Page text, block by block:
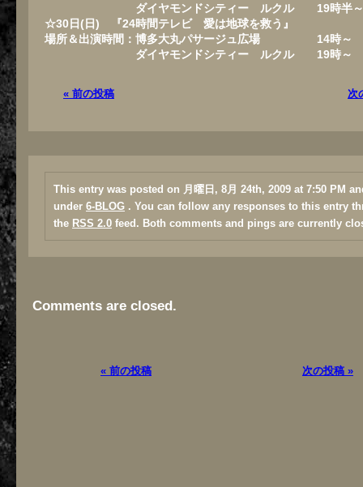
ダイヤモンドシティー ルクル19時半～
☆30日(日)
『24時間テレビ 愛は地球を救う』
場所＆出演時間： 博多大丸パサージュ広場 14時～
ダイヤモンドシティー ルクル 19時～
« 前の投稿 次
This entry was posted on 月曜日, 8月 24th, 2009 at 7:50 PM
under 6-BLOG . You can follow any responses to this entry
the RSS 2.0 feed. Both comments and pings are currently
Comments are closed.
« 前の投稿 次の投稿 »